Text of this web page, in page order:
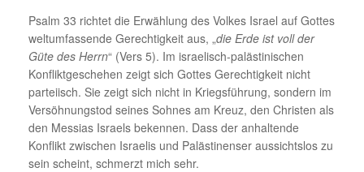
Psalm 33 richtet die Erwählung des Volkes Israel auf Gottes
weltumfassende Gerechtigkeit aus, „die Erde ist voll der
Güte des Herrn“ (Vers 5). Im israelisch-palästinischen
Konfliktgeschehen zeigt sich Gottes Gerechtigkeit nicht
parteiisch. Sie zeigt sich nicht in Kriegsführung, sondern im
Versöhnungstod seines Sohnes am Kreuz, den Christen als
den Messias Israels bekennen. Dass der anhaltende
Konflikt zwischen Israelis und Palästinenser aussichtslos zu
sein scheint, schmerzt mich sehr.